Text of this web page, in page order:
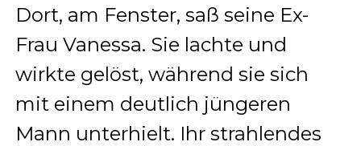
Dort, am Fenster, saß seine Ex-
Frau Vanessa. Sie lachte und
wirkte gelöst, während sie sich
mit einem deutlich jüngeren
Mann unterhielt. Ihr strahlendes